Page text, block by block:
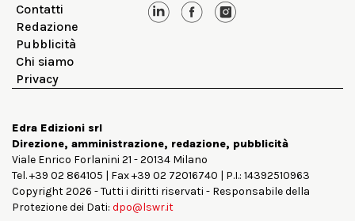
Contatti
Redazione
Pubblicità
Chi siamo
Privacy
Edra Edizioni srl
Direzione, amministrazione, redazione, pubblicità
Viale Enrico Forlanini 21 - 20134 Milano
Tel. +39 02 864105 | Fax +39 02 72016740 | P.I.: 14392510963
Copyright 2026 - Tutti i diritti riservati - Responsabile della
Protezione dei Dati: dpo@lswr.it